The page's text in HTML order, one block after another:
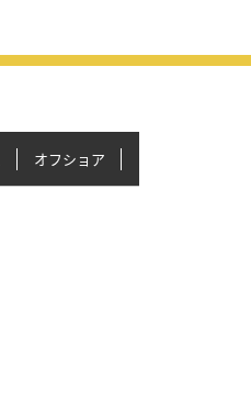
オフショア